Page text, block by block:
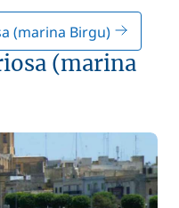
(marina Birgu)
(marina